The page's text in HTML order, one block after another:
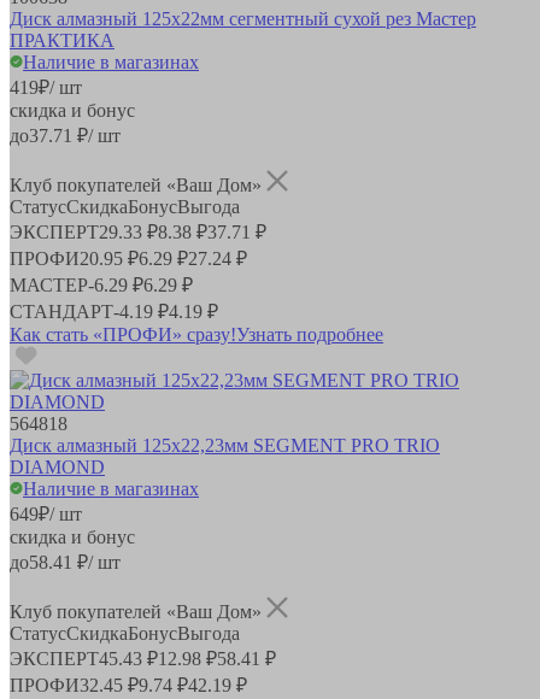
Диск алмазный 125х22мм сегментный сухой рез Мастер
ПРАКТИКА
Наличие в магазинах
419₽/ шт
скидка и бонус
до37.71 ₽/ шт
Клуб покупателей «Ваш Дом»
СтатусСкидкаБонусВыгода
ЭКСПЕРТ29.33 ₽8.38 ₽37.71 ₽
ПРОФИ20.95 ₽6.29 ₽27.24 ₽
МАСТЕР-6.29 ₽6.29 ₽
СТАНДАРТ-4.19 ₽4.19 ₽
Как стать «ПРОФИ» сразу!Узнать подробнее
564818
Диск алмазный 125x22,23мм SEGMENT PRO TRIO
DIAMOND
Наличие в магазинах
649₽/ шт
скидка и бонус
до58.41 ₽/ шт
Клуб покупателей «Ваш Дом»
СтатусСкидкаБонусВыгода
ЭКСПЕРТ45.43 ₽12.98 ₽58.41 ₽
ПРОФИ32.45 ₽9.74 ₽42.19 ₽